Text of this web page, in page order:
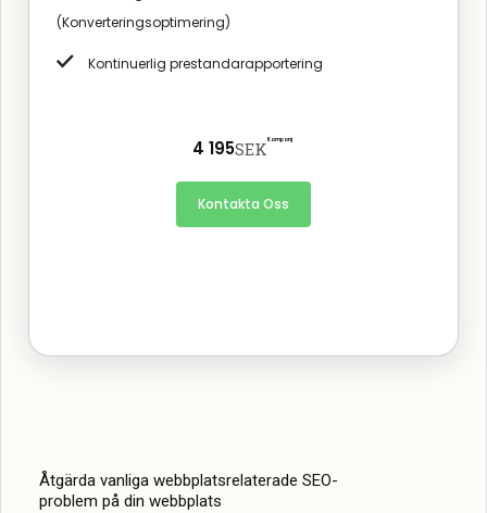
4 195SEK Kampanj
(Konverteringsoptimering)
Kontinuerlig prestandarapportering
Kontakta Oss
Åtgärda vanliga webbplatsrelaterade SEO-
problem på din webbplats